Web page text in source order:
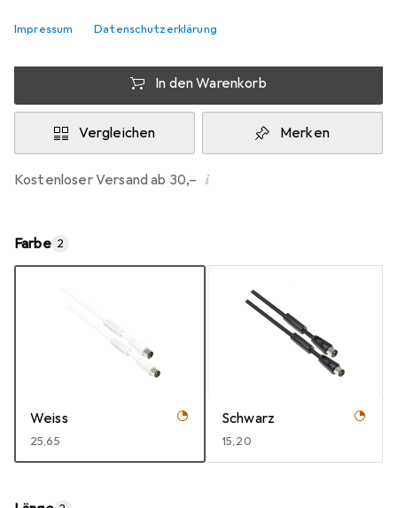
Impressum Datenschutzerklärung
Lieferort angeben für genaue Lieferzeit
In den Warenkorb
Vergleichen Merken
Kostenloser Versand ab 30,– i
Farbe 2
Weiss
EUR
25,65
Schwarz
EUR
15,20